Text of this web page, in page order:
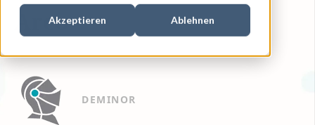
Akzeptieren Ablehnen
Arco
DEMINOR